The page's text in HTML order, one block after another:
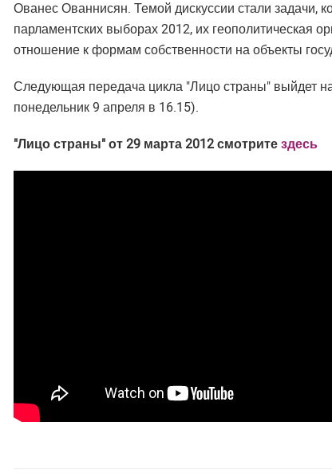
Ованес Ованнисян. Темой дискуссии стали задачи,
парламентских выборах 2012, их геополитическая
отношение к формам собственности на объекты
Следующая передача цикла "Лицо страны" выйдет
понедельник 9 апреля в 16.15).
"Лицо страны" от 29 марта 2012 смотрите здесь